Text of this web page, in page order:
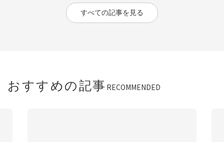
すべての記事を見る
おすすめの記事 RECOMMENDED